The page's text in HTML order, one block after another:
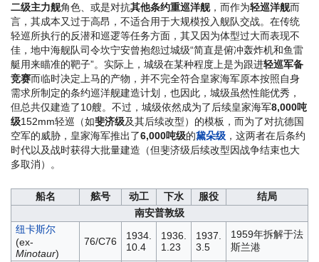
二级主力舰角色、或是对抗其他条约重巡洋舰，而作为轻巡洋舰而
言，其成本又过于高昂，不适合用于大规模投入舰队交战。在传统
轻巡所执行的反潜和巡逻等任务方面，其又因为体型过大而表现不
佳，地中海舰队司令坎宁安曾抱怨过城级“简直是俯冲轰炸机和鱼雷
艇用来瞄准的靶子”。实际上，城级在某种程度上是为跟进轻巡军备
竞赛而临时决定上马的产物，并不完全符合皇家海军原本按照自身
需求所制定的条约巡洋舰建造计划，也因此，城级虽然性能优秀，
但总共仅建造了10艘。不过，城级依然成为了后续皇家海军8,000吨
级152mm轻巡（如斐济级及其后续改型）的模板，而为了对抗德国
空军的威胁，皇家海军推出了6,000吨级的黛朵级 ，这两者在后条约
时代以及战时获得大批量建造（但斐济级后续改型因战争结束也大
多取消）。
船名 舷号 动工 下水 服役
结局
南安普敦级
纽卡斯尔
(ex-
Minotaur)
76/C76
1934.
10.4
1936.
1.23
1937.
3.5
1959年拆解于法
斯兰港